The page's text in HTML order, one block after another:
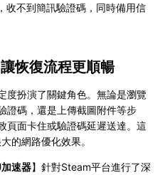
收不到簡訊驗證碼，同時備用信
恢復流程更順暢
度扮演了關鍵角色。無論是瀏覽
證碼，還是上傳截圖附件等步
頁面卡住或驗證碼延遲送達。這
的網路優化效果。
速器】針對Steam平台進行了深